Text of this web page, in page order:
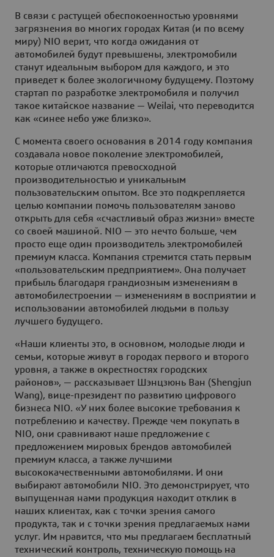
В связи с растущей обеспокоенностью уровнями
загрязнения во многих городах Китая (и по всему
миру) NIO верит, что когда ожидания от
автомобилей будут превышены, электромобили
станут идеальным выбором для каждого, и это
приведет к более экологичному будущему. Поэтому
стартап по разработке электромобиля и получил
такое китайское название — Weilai, что переводится
как «синее небо уже близко».
С момента своего основания в 2014 году компания
создавала новое поколение электромобилей,
которые отличаются превосходной
производительностью и уникальным
пользовательским опытом. Все это подкрепляется
целью компании помочь пользователям заново
открыть для себя «счастливый образ жизни» вместе
со своей машиной. NIO — это нечто больше, чем
просто еще один производитель электромобилей
премиум класса. Компания стремится стать первым
«пользовательским предприятием». Она получает
прибыль благодаря грандиозным изменениям в
автомобилестроении — изменениям в восприятии и
использовании автомобилей людьми в пользу
лучшего будущего.
«Наши клиенты это, в основном, молодые люди и
семьи, которые живут в городах первого и второго
уровня, а также в окрестностях городских
районов», — рассказывает Шэнцзюнь Ван (Shengjun
Wang), вице-президент по развитию цифрового
бизнеса NIO. «У них более высокие требования к
потреблению и качеству. Прежде чем покупать в
NIO, они сравнивают наше предложение с
предложением мировых брендов автомобилей
премиум класса, а также лучшими
высококачественными автомобилями. И они
выбирают автомобили NIO. Это демонстрирует, что
выпущенная нами продукция находит отклик в
наших клиентах, как с точки зрения самого
продукта, так и с точки зрения предлагаемых нами
услуг. Им нравится, что мы предлагаем бесплатный
технический контроль, техническую помощь на